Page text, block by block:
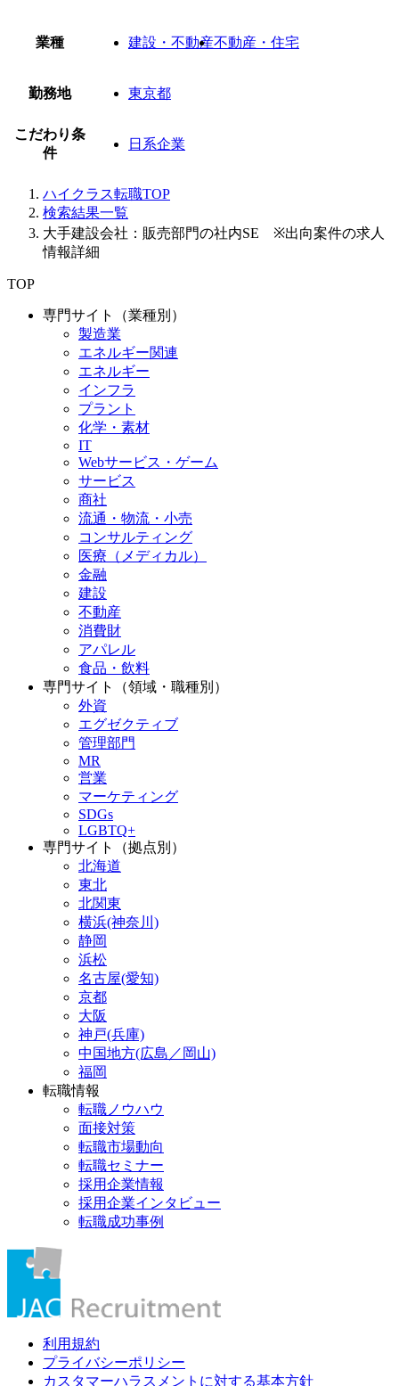
業種 建設・不動産不動産・住宅
勤務地 東京都
こだわり条
件
日系企業
ハイクラス転職TOP
検索結果一覧
大手建設会社：販売部門の社内SE ※出向案件の求人
情報詳細
TOP
専門サイト（業種別）
製造業
エネルギー関連
エネルギー
インフラ
プラント
化学・素材
IT
Webサービス・ゲーム
サービス
商社
流通・物流・小売
コンサルティング
医療（メディカル）
金融
建設
不動産
消費財
アパレル
食品・飲料
専門サイト（領域・職種別）
外資
エグゼクティブ
管理部門
MR
営業
マーケティング
SDGs
LGBTQ+
専門サイト（拠点別）
北海道
東北
北関東
横浜(神奈川)
静岡
浜松
名古屋(愛知)
京都
大阪
神戸(兵庫)
中国地方(広島／岡山)
福岡
転職情報
転職ノウハウ
面接対策
転職市場動向
転職セミナー
採用企業情報
採用企業インタビュー
転職成功事例
利用規約
プライバシーポリシー
カスタマーハラスメントに対する基本方針